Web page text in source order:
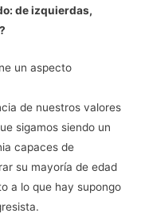
de izquierdas,
un aspecto
de nuestros valores
sigamos siendo un
capaces de
su mayoría de edad
a lo que hay supongo